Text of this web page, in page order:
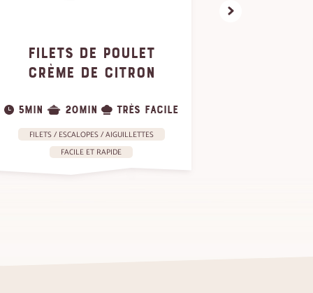
FILETS DE POULET
CRÈME DE CITRON
5MIN 20MIN TRÈS FACILE
FILETS / ESCALOPES / AIGUILLETTES
FACILE ET RAPIDE